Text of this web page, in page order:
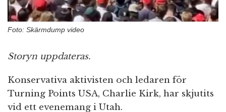
Foto: Skärmdump video
Storyn uppdateras.
Konservativa aktivisten och ledaren för
Turning Points USA, Charlie Kirk, har skjutits
vid ett evenemang i Utah.